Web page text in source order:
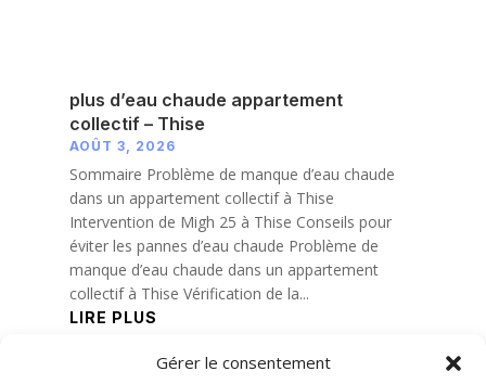
Gérer le consentement
plus d’eau chaude appartement
collectif – Thise
AOÛT 3, 2026
Sommaire Problème de manque d’eau chaude
dans un appartement collectif à Thise
Intervention de Migh 25 à Thise Conseils pour
éviter les pannes d’eau chaude Problème de
manque d’eau chaude dans un appartement
collectif à Thise Vérification de la...
LIRE PLUS